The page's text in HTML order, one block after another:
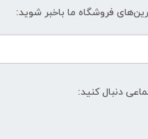
فروشگاه ما باخبر شوید:
دنبال کنید: